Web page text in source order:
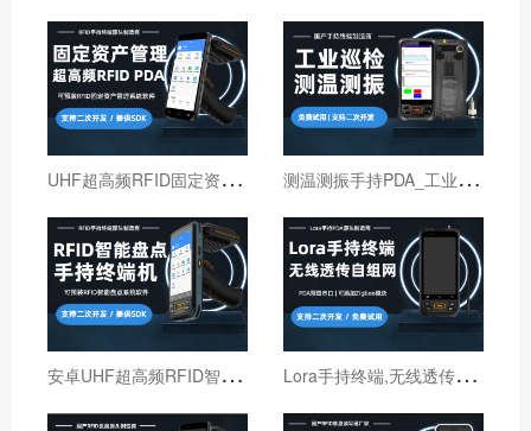
U
HF超高频RFID固定资产管理手持终端机 测
温测振手持PDA_工业巡检手持终端机_红外线测温PDA
安
卓UHF超高频RFID智能盘点手持终端设备 L
ora手持终端,无线透传自组网pda,高性能Lora智能巡检机